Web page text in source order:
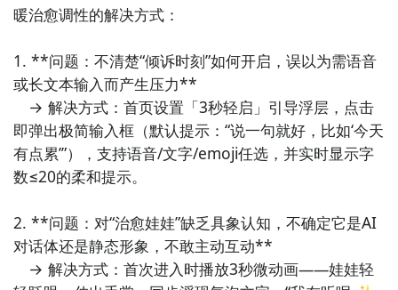
5. 《小苔藓日记》：以微观植物生长为时间载体的情绪
刚好”），文字会化作苔藓在屏幕石缝中缓慢蔓延，30天
后生成3D立体苔原景观，强调微小积累的生命力。
6. 《静音按钮》：极简主义“生活降噪”小工具，首页仅
一个拟物化金属静音键，点击即启动5分钟全屏沉浸模
式：屏蔽通知、调暗屏幕、播放白噪音（雨声/书页翻
回碎片化专注力。
7. 《情绪调色盘》：用色彩语言表达复杂心境的创意工
暖治愈调性的解决方式：
1. **问题：不清楚“倾诉时刻”如何开启，误以为需语音
或长文本输入而产生压力**
→ 解决方式：首页设置「3秒轻启」引导浮层，点击
即弹出极简输入框（默认提示：“说一句就好，比如‘今天
有点累’”），支持语音/文字/emoji任选，并实时显示字
数≤20的柔和提示。
2. **问题：对“治愈娃娃”缺乏具象认知，不确定它是AI
对话体还是静态形象，不敢主动互动**
→ 解决方式：首次进入时播放3秒微动画——娃娃轻